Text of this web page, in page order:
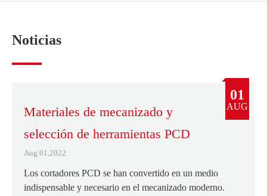
Noticias
Materiales de mecanizado y
selección de herramientas PCD
Aug 01,2022
Los cortadores PCD se han convertido en un medio
indispensable y necesario en el mecanizado moderno.
01
AUG